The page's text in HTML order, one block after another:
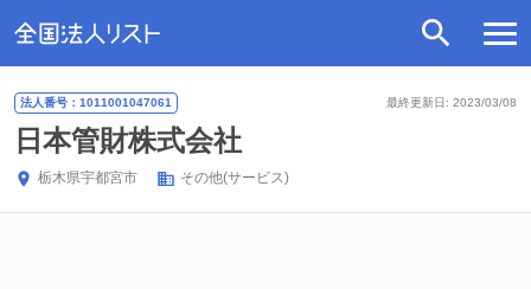
最終更新日: 2023/03/08
法人番号：1011001047061
日本管財株式会社
栃木県宇都宮市 その他(サービス)